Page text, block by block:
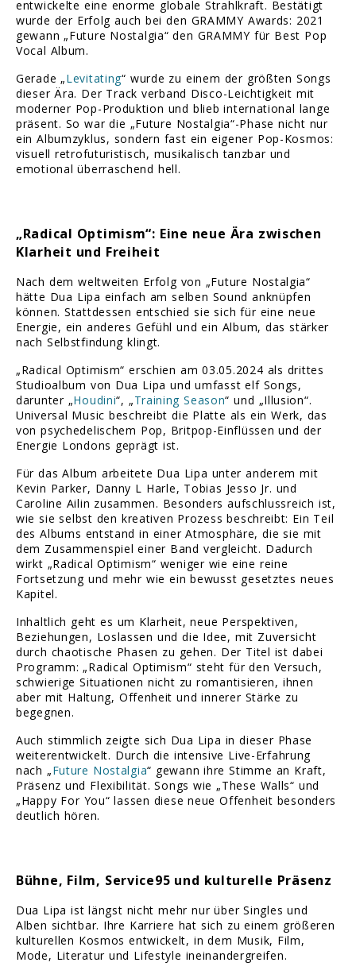
entwickelte eine enorme globale Strahlkraft. Bestätigt
wurde der Erfolg auch bei den GRAMMY Awards: 2021
gewann „Future Nostalgia“ den GRAMMY für Best Pop
Vocal Album.
Gerade „Levitating“ wurde zu einem der größten Songs
dieser Ära. Der Track verband Disco-Leichtigkeit mit
moderner Pop-Produktion und blieb international lange
präsent. So war die „Future Nostalgia“-Phase nicht nur
ein Albumzyklus, sondern fast ein eigener Pop-Kosmos:
visuell retrofuturistisch, musikalisch tanzbar und
emotional überraschend hell.
„Radical Optimism“: Eine neue Ära zwischen
Klarheit und Freiheit
Nach dem weltweiten Erfolg von „Future Nostalgia“
hätte Dua Lipa einfach am selben Sound anknüpfen
können. Stattdessen entschied sie sich für eine neue
Energie, ein anderes Gefühl und ein Album, das stärker
nach Selbstfindung klingt.
„Radical Optimism“ erschien am 03.05.2024 als drittes
Studioalbum von Dua Lipa und umfasst elf Songs,
darunter „Houdini“, „Training Season“ und „Illusion“.
Universal Music beschreibt die Platte als ein Werk, das
von psychedelischem Pop, Britpop-Einflüssen und der
Energie Londons geprägt ist.
Für das Album arbeitete Dua Lipa unter anderem mit
Kevin Parker, Danny L Harle, Tobias Jesso Jr. und
Caroline Ailin zusammen. Besonders aufschlussreich ist,
wie sie selbst den kreativen Prozess beschreibt: Ein Teil
des Albums entstand in einer Atmosphäre, die sie mit
dem Zusammenspiel einer Band vergleicht. Dadurch
wirkt „Radical Optimism“ weniger wie eine reine
Fortsetzung und mehr wie ein bewusst gesetztes neues
Kapitel.
Inhaltlich geht es um Klarheit, neue Perspektiven,
Beziehungen, Loslassen und die Idee, mit Zuversicht
durch chaotische Phasen zu gehen. Der Titel ist dabei
Programm: „Radical Optimism“ steht für den Versuch,
schwierige Situationen nicht zu romantisieren, ihnen
aber mit Haltung, Offenheit und innerer Stärke zu
begegnen.
Auch stimmlich zeigte sich Dua Lipa in dieser Phase
weiterentwickelt. Durch die intensive Live-Erfahrung
nach „Future Nostalgia“ gewann ihre Stimme an Kraft,
Präsenz und Flexibilität. Songs wie „These Walls“ und
„Happy For You“ lassen diese neue Offenheit besonders
deutlich hören.
Bühne, Film, Service95 und kulturelle Präsenz
Dua Lipa ist längst nicht mehr nur über Singles und
Alben sichtbar. Ihre Karriere hat sich zu einem größeren
kulturellen Kosmos entwickelt, in dem Musik, Film,
Mode, Literatur und Lifestyle ineinandergreifen.